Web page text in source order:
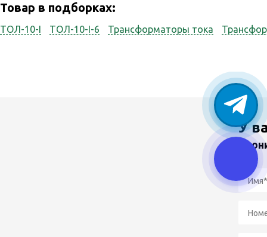
Товар в подборках:
ТОЛ-10-I ТОЛ-10-I-6 Трансформаторы тока
У